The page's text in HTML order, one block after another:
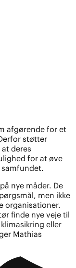
afgørende for et
støtter
deres
for at øve
nye måder. De
men ikke
organisationer.
finde nye veje til
eller
Mathias